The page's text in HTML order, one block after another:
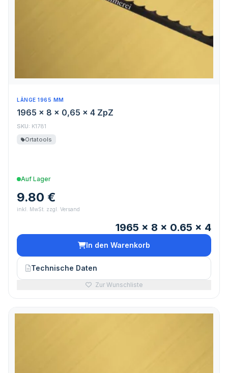
LÄNGE 1965 MM
1965 x 8 x 0,65 x 4 ZpZ
SKU: K1781
Ortatools
Auf Lager
9.80 €
inkl. MwSt. zzgl. Versand
1965 x 8 x 0.65 x 4
In den Warenkorb
Technische Daten
Zur Wunschliste